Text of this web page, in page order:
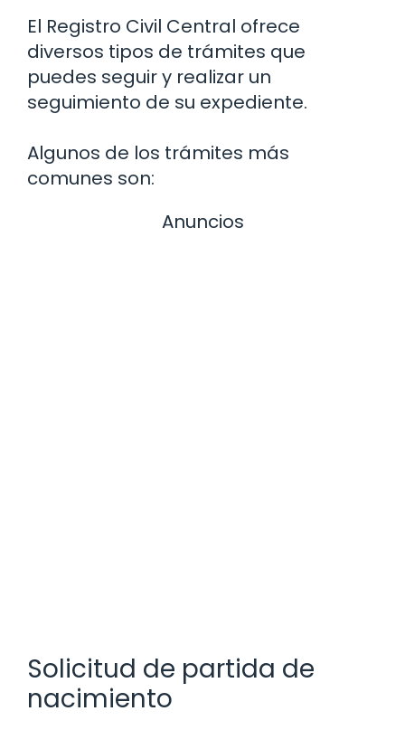
El Registro Civil Central ofrece
diversos tipos de trámites que
puedes seguir y realizar un
seguimiento de su expediente.
Algunos de los trámites más
comunes son:
Anuncios
Solicitud de partida de
nacimiento